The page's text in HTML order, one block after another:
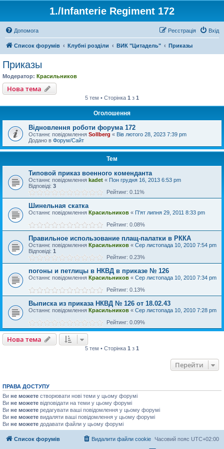
1./Infanterie Regiment 172
Допомога Вхід
Реєстрація
Список форумів Клубні розділи ВИК "Цитадель" Приказы
Приказы
Модератор: Красильников
Нова тема
5 тем • Сторінка 1 з 1
Оголошення
Відновлення роботи форума 172
Останнє повідомлення Sollberg « Вів лютого 28, 2023 7:39 pm
Додано в Форум/Сайт
Тем
Типовой приказ военного коменданта
Останнє повідомлення kadet « Пон грудня 16, 2013 6:53 pm
Відповіді: 3
Рейтинг: 0.11%
Шинельная скатка
Останнє повідомлення Красильников « П'ят липня 29, 2011 8:33 pm
Рейтинг: 0.08%
Правильное использование плащ-палатки в РККА
Останнє повідомлення Красильников « Сер листопада 10, 2010 7:54 pm
Відповіді: 1
Рейтинг: 0.23%
погоны и петлицы в НКВД в приказе № 126
Останнє повідомлення Красильников « Сер листопада 10, 2010 7:34 pm
Рейтинг: 0.13%
Выписка из приказа НКВД № 126 от 18.02.43
Останнє повідомлення Красильников « Сер листопада 10, 2010 7:28 pm
Рейтинг: 0.09%
Нова тема
5 тем • Сторінка 1 з 1
Перейти
ПРАВА ДОСТУПУ
Ви не можете створювати нові теми у цьому форумі
Ви не можете відповідати на теми у цьому форумі
Ви не можете редагувати ваші повідомлення у цьому форумі
Ви не можете видаляти ваші повідомлення у цьому форумі
Ви не можете додавати файли у цьому форумі
Список форумів Часовий пояс UTC+02:00
Видалити файли cookie